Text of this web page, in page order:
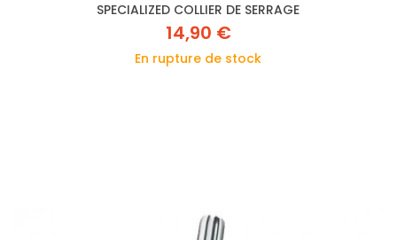
SPECIALIZED COLLIER DE SERRAGE
14,90 €
En rupture de stock